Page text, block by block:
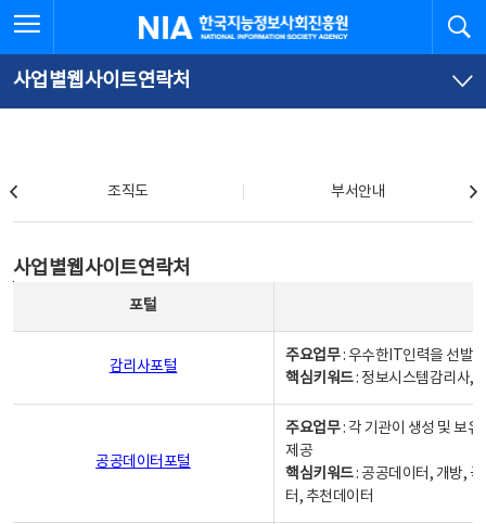
문
로
가
체
뉴
바
가
한국지능정보사회진흥원
사업별웹사이트연락처
조직도 부서안내
사업별웹사이트연락처
포털
감리사포털
주요업무: 우수한IT인력을 선발
핵심키워드: 정보시스템감리사,
공공데이터포털
주요업무: 각 기관이 생성 및 보
제공
핵심키워드: 공공데이터, 개방,
터, 추천데이터